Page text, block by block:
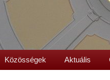
Közösségek Aktuális